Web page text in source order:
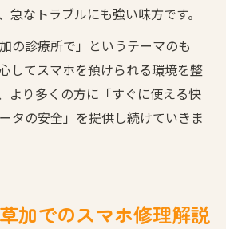
急なトラブルにも強い味方です。
の診療所で」というテーマのも
してスマホを預けられる環境を整
より多くの方に「すぐに使える快
タの安全」を提供し続けていきま
加でのスマホ修理解説